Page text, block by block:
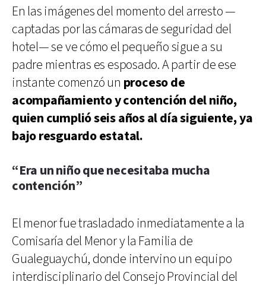
En las imágenes del momento del arresto —
captadas por las cámaras de seguridad del
hotel— se ve cómo el pequeño sigue a su
padre mientras es esposado. A partir de ese
instante comenzó un proceso de
acompañamiento y contención del niño,
quien cumplió seis años al día siguiente, ya
bajo resguardo estatal.
“Era un niño que necesitaba mucha
contención”
El menor fue trasladado inmediatamente a la
Comisaría del Menor y la Familia de
Gualeguaychú, donde intervino un equipo
interdisciplinario del Consejo Provincial del